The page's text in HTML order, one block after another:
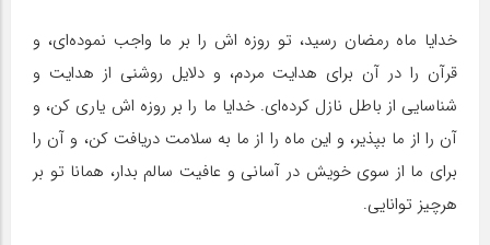
خدایا ماه رمضان رسید، تو روزه اش را بر ما واجب نموده‌اى، و
قرآن را در آن برای هدایت مردم، و دلایل روشنى از هدایت و
شناسایى از باطل نازل کرده‌ای. خدایا ما را بر روزه اش یارى کن، و
آن را از ما بپذیر، و این ماه را از ما به سلامت دریافت کن، و آن را
براى ما از سوى خویش در آسانى و عافیت سالم بدار، همانا تو بر
هرچیز توانایی.